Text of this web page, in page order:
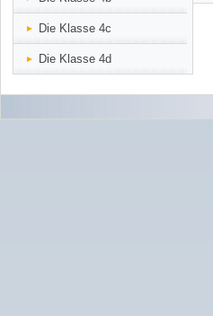
Die Klasse 4c
Die Klasse 4d